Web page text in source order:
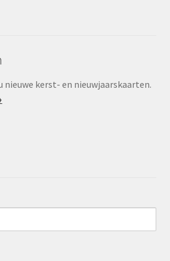
nieuwe kerst- en nieuwjaarskaarten.